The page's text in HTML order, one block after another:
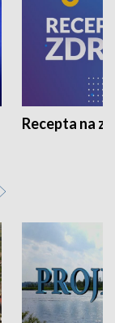
Recepta na